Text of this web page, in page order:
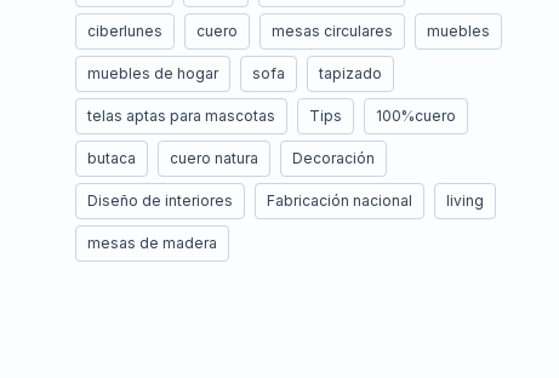
ciberlunes cuero mesas circulares muebles
muebles de hogar sofa tapizado
telas aptas para mascotas Tips 100%cuero
butaca cuero natura Decoración
Diseño de interiores Fabricación nacional living
mesas de madera